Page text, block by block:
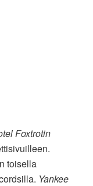
Foxtrotin
toisella
Yankee